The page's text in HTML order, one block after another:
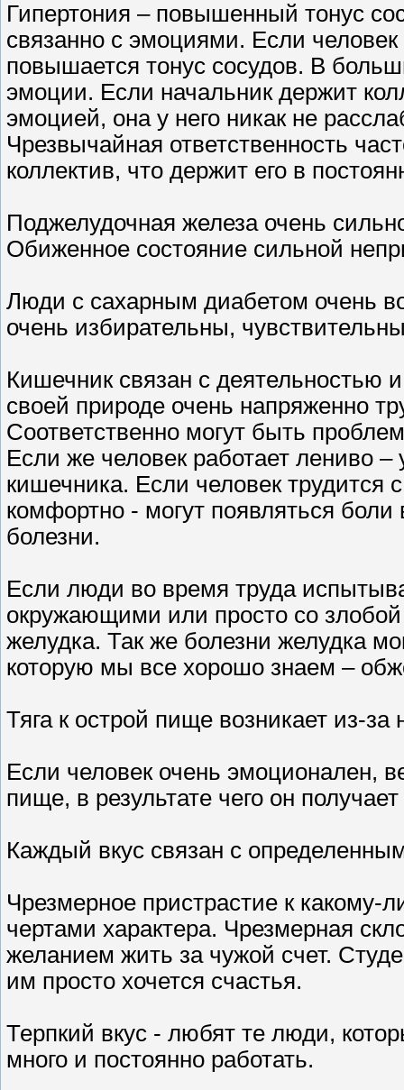
Гипертония – повышенный тонус
связанно с эмоциями. Если
повышается тонус сосудов. В
эмоции. Если начальник держит
эмоцией, она у него никак не
Чрезвычайная ответственность
коллектив, что держит его в
Поджелудочная железа очень
Обиженное состояние сильной
Люди с сахарным диабетом очень
очень избирательны,
Кишечник связан с деятельностью
своей природе очень напряженно
Соответственно могут быть
Если же человек работает лениво –
кишечника. Если человек трудится
комфортно - могут появляться боли
болезни.
Если люди во время труда
окружающими или просто со
желудка. Так же болезни желудка
которую мы все хорошо знаем –
Тяга к острой пище возникает из-за
Если человек очень эмоционален,
пище, в результате чего он получает
Каждый вкус связан с
Чрезмерное пристрастие к какому-
чертами характера. Чрезмерная
желанием жить за чужой счет.
им просто хочется счастья.
Терпкий вкус - любят те люди,
много и постоянно работать.